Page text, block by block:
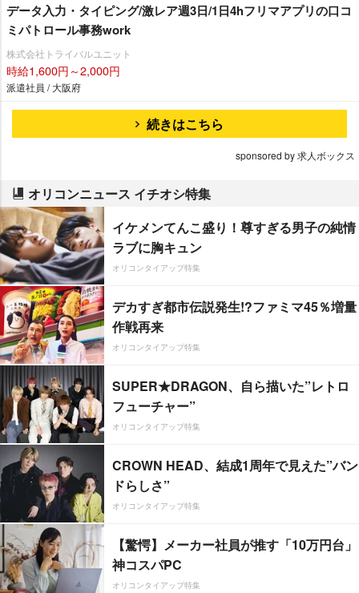
データ入力・タイピング/激レア週3日/1日4hフリマアプリの口コ
ミパトロール事務work
株式会社トライバルユニット
時給1,600円～2,000円
派遣社員 / 大阪府
続きはこちら
sponsored by 求人ボックス
オリコンニュース イチオシ特集
イケメンてんこ盛り！尊すぎる男子の純情
ラブに胸キュン
オリコンタイアップ特集
デカすぎ都市伝説発生!?ファミマ45％増量
作戦再来
オリコンタイアップ特集
SUPER★DRAGON、自ら描いた”レトロ
フューチャー”
オリコンタイアップ特集
CROWN HEAD、結成1周年で見えた”バン
ドらしさ”
オリコンタイアップ特集
【驚愕】メーカー社員が推す「10万円台」
神コスパPC
オリコンタイアップ特集